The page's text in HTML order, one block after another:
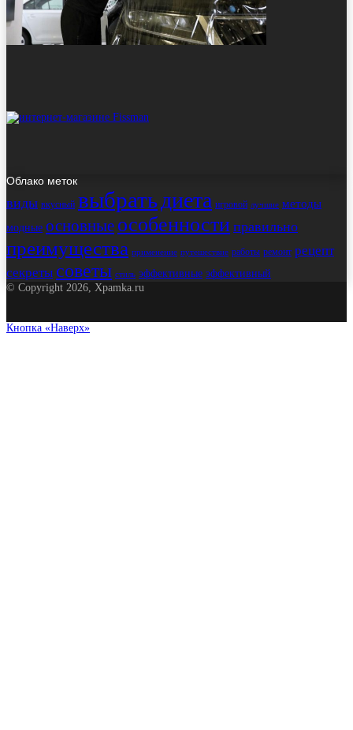
Облако меток
виды вкусный выбратьдиета игровой лучшие методы
модные основные особенности правильно
преимущества применение путешествие работы ремонт рецепт
секреты советы стиль эффективные эффективный
© Copyright 2026, Xpamka.ru
Кнопка «Наверх»